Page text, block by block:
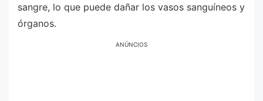
sangre, lo que puede dañar los vasos sanguíneos y
órganos.
ANÚNCIOS